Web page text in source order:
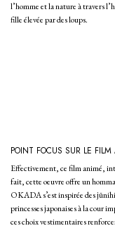
l’homme et la nature à travers
fille élevée par des loups.
POINT FOCUS SUR LE
Effectivement, ce film animé,
fait, cette oeuvre offre un
OKADA s’est inspirée des
princesses japonaises à la cour
ces choix vestimentaires